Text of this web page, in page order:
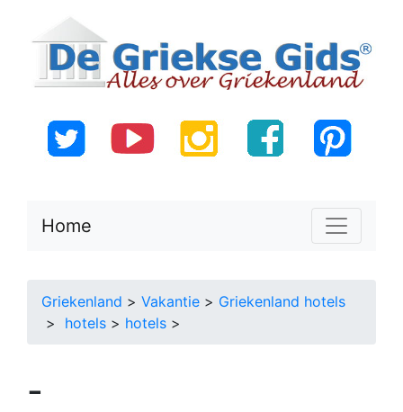
Home
Griekenland > Vakantie > Griekenland hotels
>
hotels > hotels >
-